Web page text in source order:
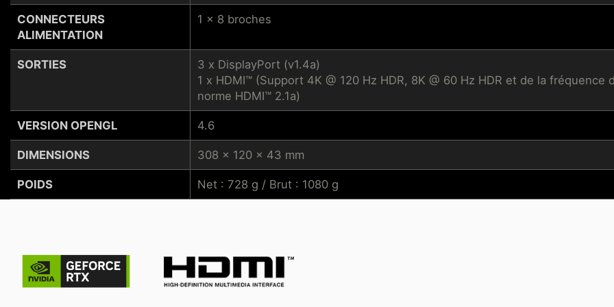
CONNECTEURS
ALIMENTATION
SORTIES
VERSION OPENGL
DIMENSIONS
POIDS
1 x 8 broches
3 x DisplayPort (v1.4a)
1 x HDMI™ (Support 4K @ 120 Hz HDR, 8K @ 60 Hz HDR et de la
norme HDMI™ 2.1a)
4.6
308 x 120 x 43 mm
Net : 728 g / Brut : 1080 g